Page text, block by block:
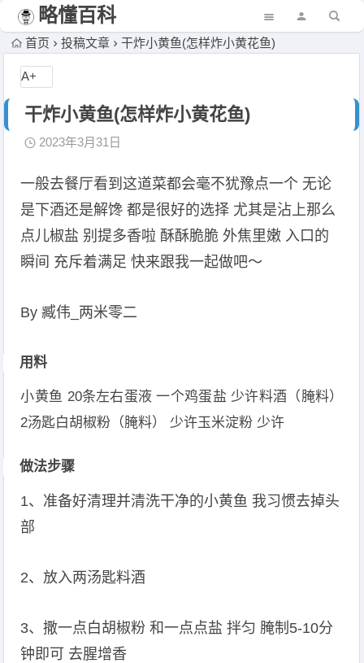
略懂百科
首页 投稿文章 干炸小黄鱼(怎样炸小黄花鱼)
干炸小黄鱼(怎样炸小黄花鱼)
2023年3月31日
一般去餐厅看到这道菜都会毫不犹豫点一个 无论
是下酒还是解馋 都是很好的选择 尤其是沾上那么
点儿椒盐 别提多香啦 酥酥脆脆 外焦里嫩 入口的
瞬间 充斥着满足 快来跟我一起做吧～
By 臧伟_两米零二
用料
小黄鱼 20条左右蛋液 一个鸡蛋盐 少许料酒（腌料）
2汤匙白胡椒粉（腌料） 少许玉米淀粉 少许
做法步骤
1、准备好清理并清洗干净的小黄鱼 我习惯去掉头
部
2、放入两汤匙料酒
3、撒一点白胡椒粉 和一点点盐 拌匀 腌制5-10分
钟即可 去腥增香
A+